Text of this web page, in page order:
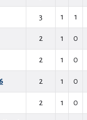
3 1 1
2 1 0
2 1 0
2 1 0
2 1 0